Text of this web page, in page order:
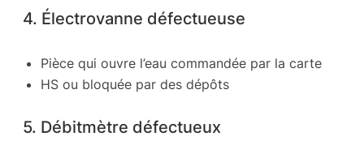
4. Électrovanne défectueuse
Pièce qui ouvre l’eau commandée par la carte
HS ou bloquée par des dépôts
5. Débitmètre défectueux